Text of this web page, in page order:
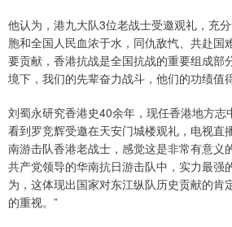
他认为，港九大队3位老战士受邀观礼，充
胞和全国人民血浓于水，同仇敌忾、共赴国
要贡献，香港抗战是全国抗战的重要组成部
境下，我们的先辈奋力战斗，他们的功绩值
刘蜀永研究香港史40余年，现任香港地方志
看到罗竞辉受邀在天安门城楼观礼，电视直
南游击队香港老战士，感觉这是非常有意义
共产党领导的华南抗日游击队中，实力最强
为，这体现出国家对东江纵队历史贡献的肯
的重视。”